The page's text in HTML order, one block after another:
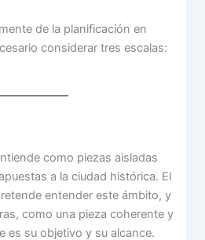
de la planificación en
considerar tres escalas:
como piezas aisladas
a la ciudad histórica. El
entender este ámbito, y
como una pieza coherente y
es su objetivo y su alcance.